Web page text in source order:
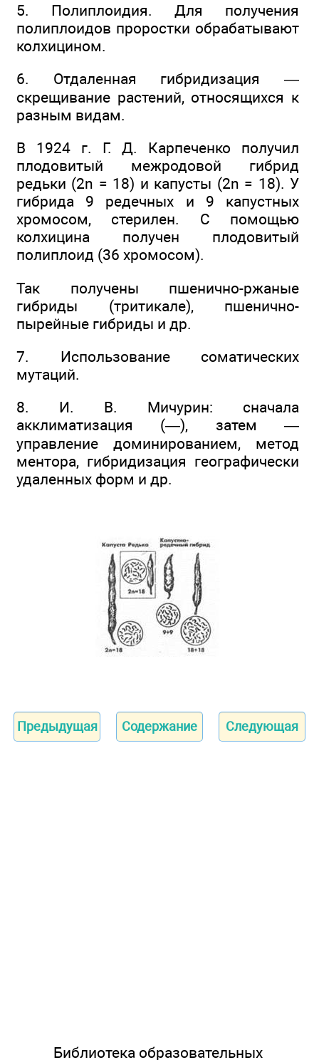
5. Полиплоидия. Для получения
полиплоидов проростки обрабатывают
колхицином.
6. Отдаленная гибридизация —
скрещивание растений, относящихся к
разным видам.
В 1924 г. Г. Д. Карпеченко получил
плодовитый межродовой гибрид
редьки (2n = 18) и капусты (2n = 18). У
гибрида 9 редечных и 9 капустных
хромосом, стерилен. С помощью
колхицина получен плодовитый
полиплоид (36 хромосом).
Так получены пшенично-ржаные
гибриды (тритикале), пшенично-
пырейные гибриды и др.
7. Использование соматических
мутаций.
8. И. В. Мичурин: сначала
акклиматизация (—), затем —
управление доминированием, метод
ментора, гибридизация географически
удаленных форм и др.
Предыдущая Содержание Следующая
Библиотека образовательных